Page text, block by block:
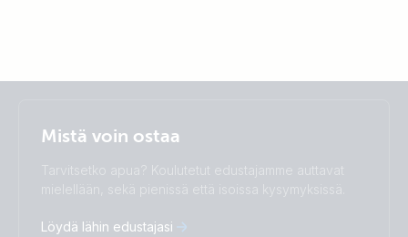
Suomalainen
Change language
Čeština
Dansk
Español
Mistä voin ostaa
Tarvitsetko apua? Koulutetut edustajamme auttavat
mielellään, sekä pienissä että isoissa kysymyksissä.
Löydä lähin edustajasi